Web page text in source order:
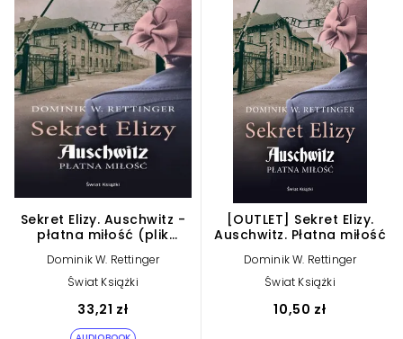
Sekret Elizy. Auschwitz -
płatna miłość (plik
Dominik W. Rettinger
Świat Książki
33,21 zł
[OUTLET] Sekret Elizy.
Auschwitz. Płatna miłość
Dominik W. Rettinger
Świat Książki
10,50 zł